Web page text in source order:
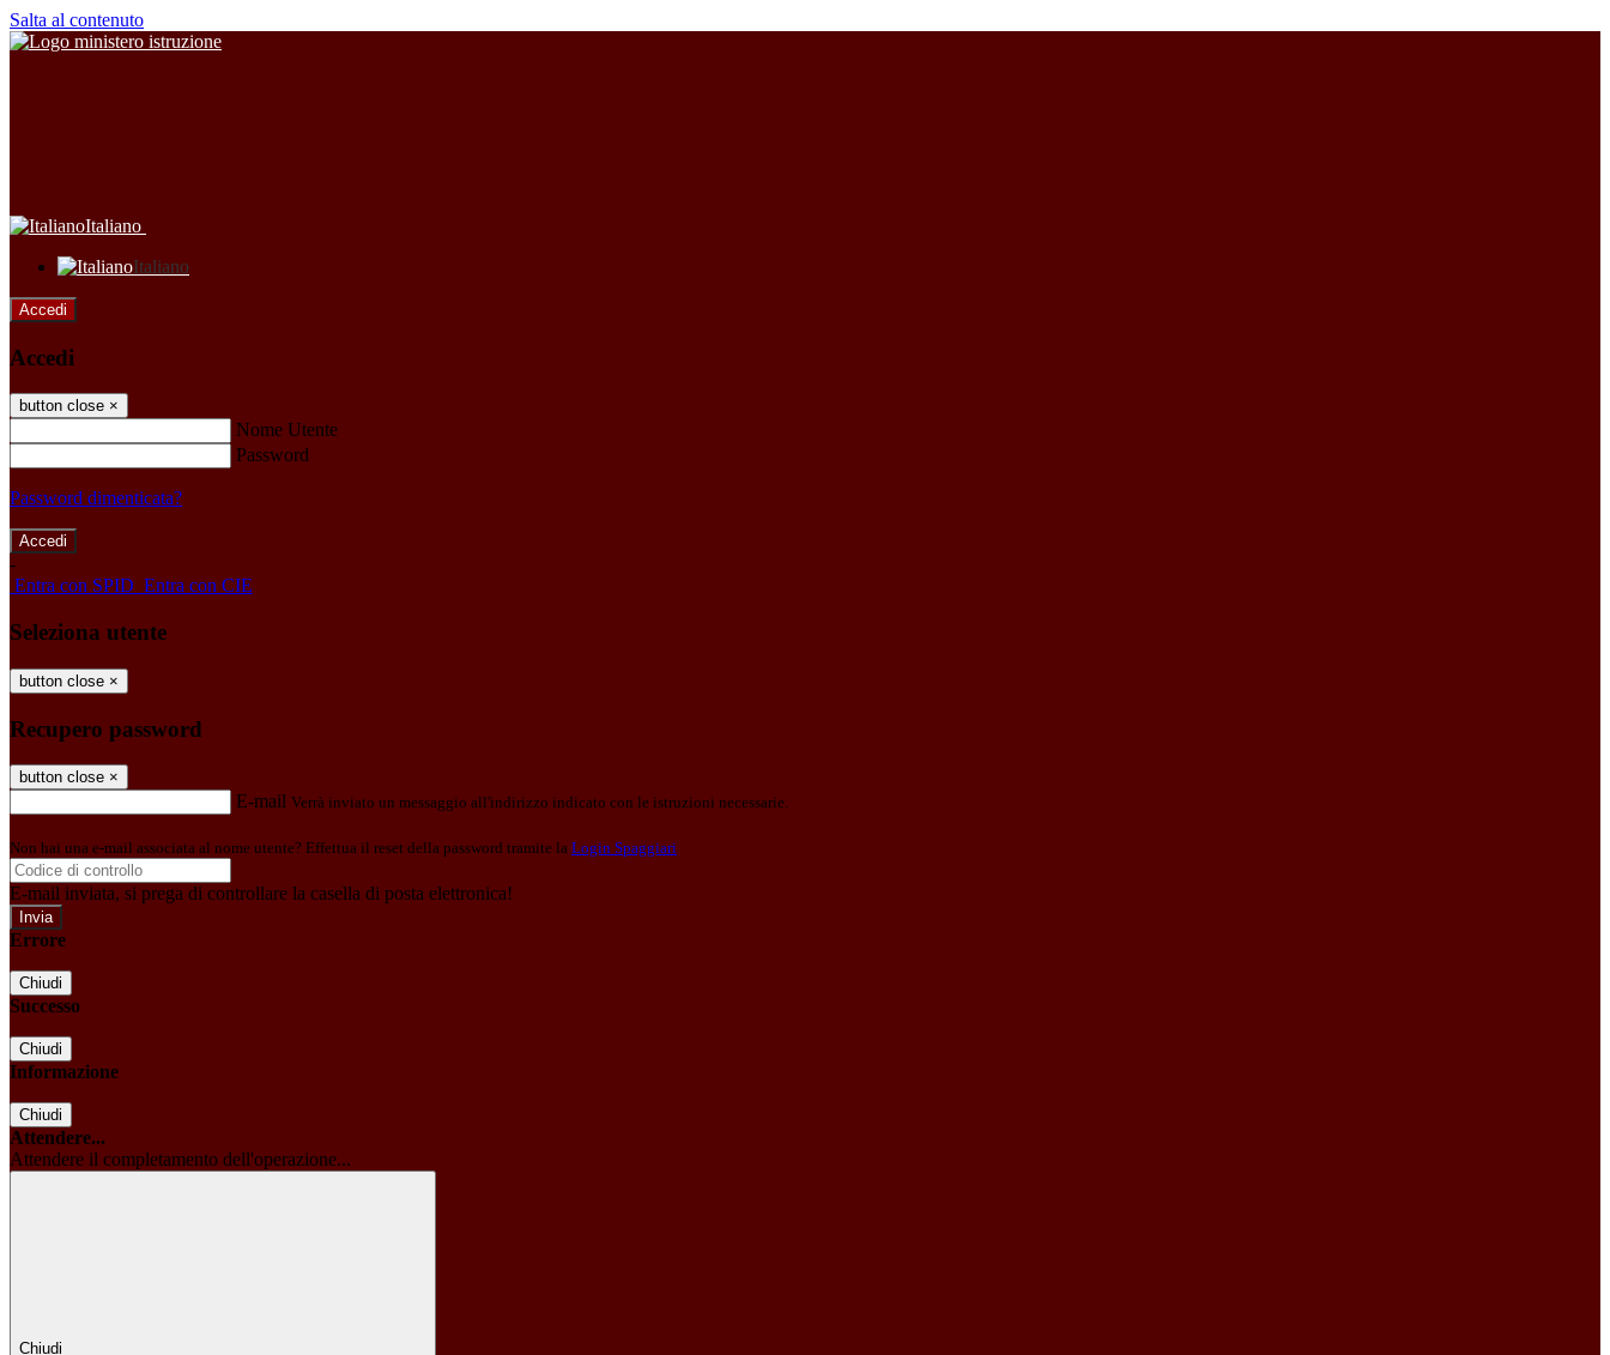
Salta al contenuto
Italiano
Italiano
Accedi
Accedi
button close ×
Nome Utente
Password
Password dimenticata?
-
Entra con SPID Entra con CIE
Seleziona utente
button close ×
Recupero password
button close ×
E-mail Verrà inviato un messaggio all'indirizzo indicato con le istruzioni necessarie.
Non hai una e-mail associata al nome utente? Effettua il reset della password tramite la Login Spaggiari
E-mail inviata, si prega di controllare la casella di posta elettronica!
Errore
Chiudi
Successo
Chiudi
Informazione
Chiudi
Attendere...
Attendere il completamento dell'operazione...
Chiudi